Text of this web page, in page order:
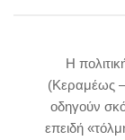
Η
(Κεραμέως
οδηγούν
επειδή